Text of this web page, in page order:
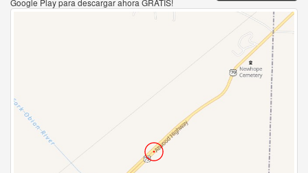
Google Play para descargar ahora GRATIS!